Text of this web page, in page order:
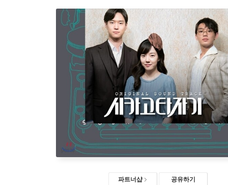
파트너샵 공유하기